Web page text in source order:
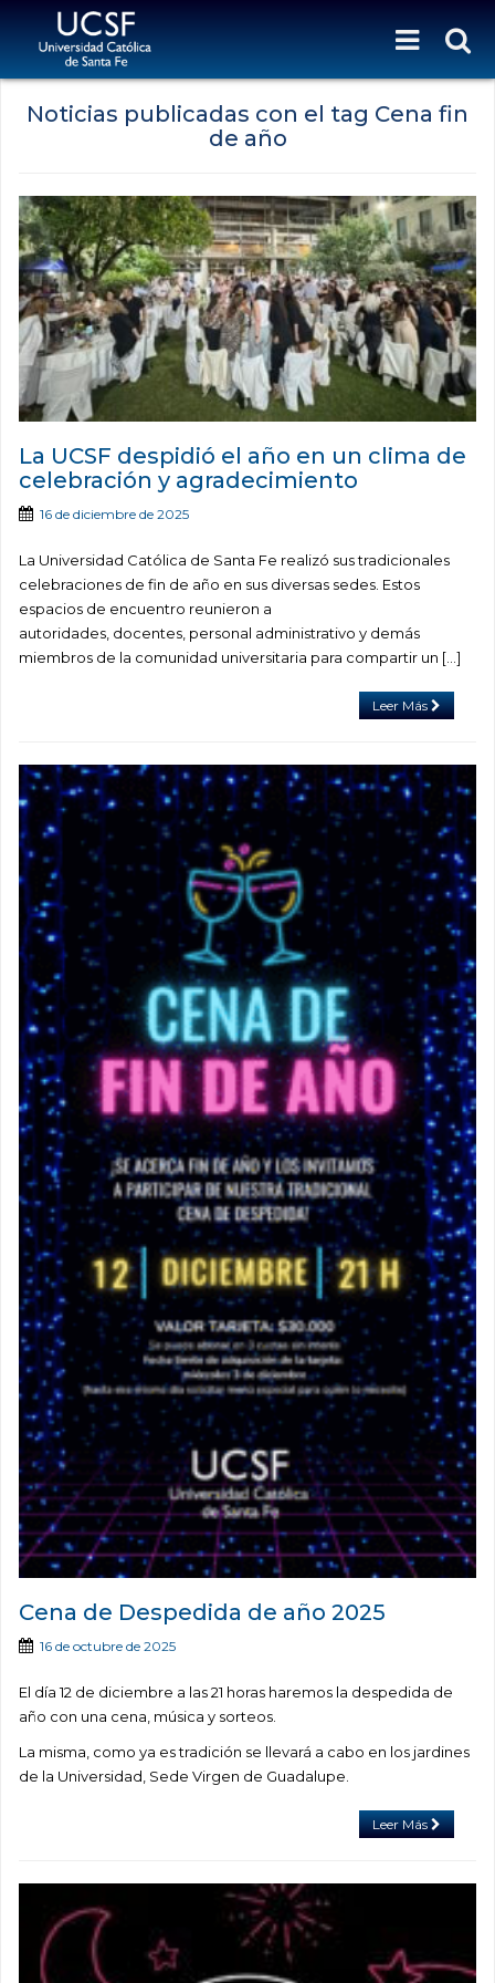
Noticias publicadas con el tag Cena fin
de año
La UCSF despidió el año en un clima de
celebración y agradecimiento
16 de diciembre de 2025
La Universidad Católica de Santa Fe realizó sus tradicionales
celebraciones de fin de año en sus diversas sedes. Estos
espacios de encuentro reunieron a
autoridades, docentes, personal administrativo y demás
miembros de la comunidad universitaria para compartir un […]
Leer Más
Cena de Despedida de año 2025
16 de octubre de 2025
El día 12 de diciembre a las 21 horas haremos la despedida de
año con una cena, música y sorteos.
La misma, como ya es tradición se llevará a cabo en los jardines
de la Universidad, Sede Virgen de Guadalupe.
Leer Más